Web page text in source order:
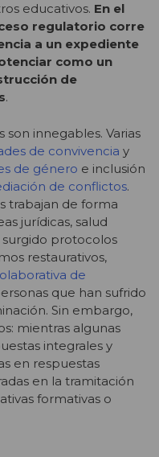
educativos. En el
regulatorio corre
a un expediente
como un
de
.
son innegables. Varias
de convivencia y
de género e inclusión
de conflictos.
trabajan de forma
jurídicas, salud
surgido protocolos
restaurativos,
de
que han sufrido
Sin embargo,
mientras algunas
integrales y
en respuestas
en la tramitación
formativas o